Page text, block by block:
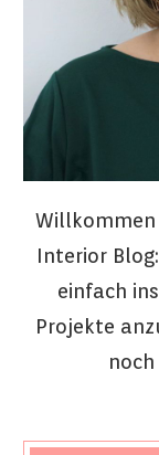
Willkommen
Interior
einfach
Projekte